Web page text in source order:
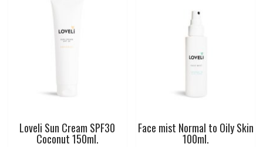
Loveli Sun Cream SPF30
Coconut 150ml.
Face mist Normal to Oily Skin
100ml.